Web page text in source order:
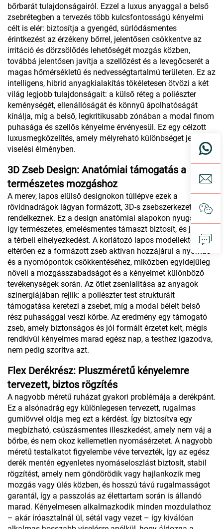
bőrbarát tulajdonságairól. Ezzel a luxus anyaggal a belső
zsebrétegben a tervezés több kulcsfontosságú kényelmi
célt is elér: biztosítja a gyengéd, súrlódásmentes
érintkezést az érzékeny bőrrel, jelentősen csökkentve az
irritáció és dörzsölődés lehetőségét mozgás közben,
továbbá jelentősen javítja a szellőzést és a levegőcserét a
magas hőmérsékletű és nedvességtartalmú területen. Ez az
intelligens, hibrid anyagkialakítás tökéletesen ötvözi a két
világ legjobb tulajdonságait: a külső réteg a poliészter
keménységét, ellenállóságát és könnyű ápolhatóságát
kínálja, míg a belső, legkritikusabb zónában a modal finom
puhasága és szellős kényelme érvényesül. Ez egy célzott
luxusmegközelítés, amely mélyreható különbséget jelent a
viselési élményben.
3D Zseb Design: Anatómiai támogatás a
természetes mozgáshoz
A merev, lapos elülső designokon túllépve ezek a
rövidnadrágok lágyan formázott, 3D-s zsebszerkezettel
rendelkeznek. Ez a design anatómiai alapokon nyugszik,
így természetes, emelésmentes támaszt biztosít, és javítja
a térbeli elhelyezkedést. A korlátozó lapos modellektől
eltérően ez a formázott zseb aktívan hozzájárul a nyomás
és a nyomópontok csökkentéséhez, miközben egyidejűleg
növeli a mozgásszabadságot és a kényelmet különböző
tevékenységek során. Az ötlet zsenialitása az anyagok
szinergiájában rejlik: a poliészter test strukturált
támogatása keretezi a zsebet, míg a modal bélelt belső
rész puhasággal veszi körbe. Az eredmény egy támogató
zseb, amely biztonságos és jól formált érzetet kelt, mégis
rendkívül kényelmes marad egész nap, a testhez igazodva,
nem pedig szorítva azt.
Flex Derékrész: Pluszméretű kényelemre
tervezett, biztos rögzítés
A nagyobb méretű ruházat gyakori problémája a derékpánt.
Ez a alsónadrág egy különlegesen tervezett, rugalmas
gumiövvel oldja meg ezt a kérdést. Így biztosítva egy
megbízható, csúszásmentes illeszkedést, amely nem váj a
bőrbe, és nem okoz kellemetlen nyomásérzetet. A nagyobb
méretű testalkatot figyelembe véve tervezték, így az egész
derék mentén egyenletes nyomáseloszlást biztosít, stabil
rögzítést, amely nem göndörödik vagy hajlankozik meg
mozgás vagy ülés közben, és hosszú távú rugalmasságot
garantál, így a passzolás az élettartam során is állandó
marad. Kényelmesen alkalmazkodik minden mozdulathoz
– akár íróasztalnál ül, sétál vagy vezet – így kiválóan